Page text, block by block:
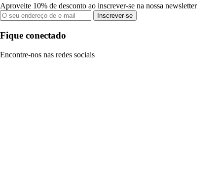
Aproveite 10% de desconto ao inscrever-se na nossa newsletter
Inscrever-se
Fique conectado
Encontre-nos nas redes sociais